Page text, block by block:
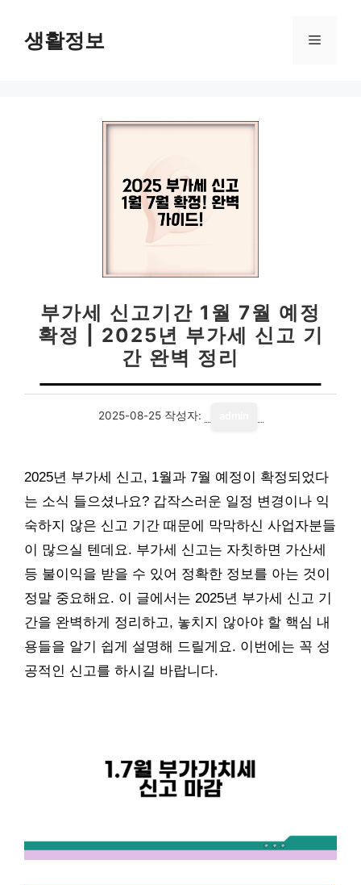
생활정보 메
부가세 신고기간 1월 7월 예정
확정 | 2025년 부가세 신고 기
간 완벽 정리
2025-08-25 작성자:
2025년 부가세 신고, 1월과 7월 예정이 확정되었다
는 소식 들으셨나요? 갑작스러운 일정 변경이나 익
숙하지 않은 신고 기간 때문에 막막하신 사업자분들
이 많으실 텐데요. 부가세 신고는 자칫하면 가산세
등 불이익을 받을 수 있어 정확한 정보를 아는 것이
정말 중요해요. 이 글에서는 2025년 부가세 신고 기
간을 완벽하게 정리하고, 놓치지 않아야 할 핵심 내
용들을 알기 쉽게 설명해 드릴게요. 이번에는 꼭 성
공적인 신고를 하시길 바랍니다.